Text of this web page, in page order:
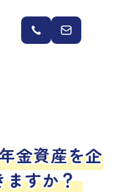
金資産を企
ますか？